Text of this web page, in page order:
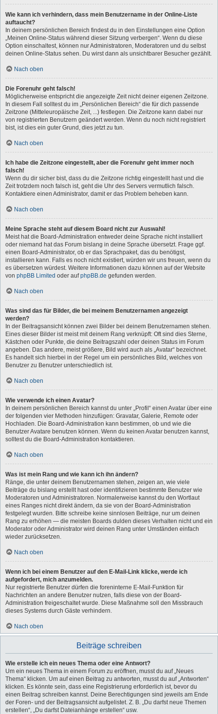
Wie kann ich verhindern, dass mein Benutzername in der Online-Liste
auftaucht?
In deinem persönlichen Bereich findest du in den Einstellungen eine Option
„Meinen Online-Status während dieser Sitzung verbergen“. Wenn du diese
Option einschaltest, können nur Administratoren, Moderatoren und du selbst
deinen Online-Status sehen. Du wirst dann als unsichtbarer Besucher gezählt.
Nach oben
Die Forenuhr geht falsch!
Möglicherweise entspricht die angezeigte Zeit nicht deiner eigenen Zeitzone.
In diesem Fall solltest du im „Persönlichen Bereich“ die für dich passende
Zeitzone (Mitteleuropäische Zeit, ...) festlegen. Die Zeitzone kann dabei nur
von registrierten Benutzern geändert werden. Wenn du noch nicht registriert
bist, ist dies ein guter Grund, dies jetzt zu tun.
Nach oben
Ich habe die Zeitzone eingestellt, aber die Forenuhr geht immer noch
falsch!
Wenn du dir sicher bist, dass du die Zeitzone richtig eingestellt hast und die
Zeit trotzdem noch falsch ist, geht die Uhr des Servers vermutlich falsch.
Kontaktiere einen Administrator, damit er das Problem beheben kann.
Nach oben
Meine Sprache steht auf diesem Board nicht zur Auswahl!
Meist hat die Board-Administration entweder deine Sprache nicht installiert
oder niemand hat das Forum bislang in deine Sprache übersetzt. Frage ggf.
einen Board-Administrator, ob er das Sprachpaket, das du benötigst,
installieren kann. Falls es noch nicht existiert, würden wir uns freuen, wenn du
es übersetzen würdest. Weitere Informationen dazu können auf der Website
von phpBB Limited oder aufphpBB.de gefunden werden.
Nach oben
Was sind das für Bilder, die bei meinem Benutzernamen angezeigt
werden?
In der Beitragsansicht können zwei Bilder bei deinem Benutzernamen stehen.
Eines dieser Bilder ist meist mit deinem Rang verknüpft: Oft sind dies Sterne,
Kästchen oder Punkte, die deine Beitragszahl oder deinen Status im Forum
angeben. Das andere, meist größere, Bild wird auch als „Avatar“ bezeichnet.
Es handelt sich hierbei in der Regel um ein persönliches Bild, welches von
Benutzer zu Benutzer unterschiedlich ist.
Nach oben
Wie verwende ich einen Avatar?
In deinem persönlichen Bereich kannst du unter „Profil“ einen Avatar über eine
der folgenden vier Methoden hinzufügen: Gravatar, Galerie, Remote oder
Hochladen. Die Board-Administration kann bestimmen, ob und wie die
Benutzer Avatare benutzen können. Wenn du keinen Avatar benutzen kannst,
solltest du die Board-Administration kontaktieren.
Nach oben
Was ist mein Rang und wie kann ich ihn ändern?
Ränge, die unter deinem Benutzernamen stehen, zeigen an, wie viele
Beiträge du bislang erstellt hast oder identifizieren bestimmte Benutzer wie
Moderatoren und Administratoren. Normalerweise kannst du den Wortlaut
eines Ranges nicht direkt ändern, da sie von der Board-Administration
festgelegt wurden. Bitte schreibe keine sinnlosen Beiträge, nur um deinen
Rang zu erhöhen — die meisten Boards dulden dieses Verhalten nicht und ein
Moderator oder Administrator wird deinen Rang unter Umständen einfach
wieder zurücksetzen.
Nach oben
Wenn ich bei einem Benutzer auf den E-Mail-Link klicke, werde ich
aufgefordert, mich anzumelden.
Nur registrierte Benutzer dürfen die foreninterne E-Mail-Funktion für
Nachrichten an andere Benutzer nutzen, falls diese von der Board-
Administration freigeschaltet wurde. Diese Maßnahme soll den Missbrauch
dieses Systems durch Gäste verhindern.
Nach oben
Beiträge schreiben
Wie erstelle ich ein neues Thema oder eine Antwort?
Um ein neues Thema in einem Forum zu eröffnen, musst du auf „Neues
Thema“ klicken. Um auf einen Beitrag zu antworten, musst du auf „Antworten“
klicken. Es könnte sein, dass eine Registrierung erforderlich ist, bevor du
einen Beitrag schreiben kannst. Deine Berechtigungen sind jeweils am Ende
der Foren- und der Beitragsansicht aufgelistet. Z. B. „Du darfst neue Themen
erstellen“, „Du darfst Dateianhänge erstellen“ usw.